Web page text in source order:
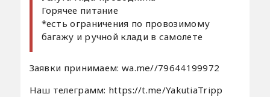
Горячее питание
*есть ограничения по провозимому
багажу и ручной клади в самолете
Заявки принимаем: wa.me//79644199972
Наш телеграмм: https://t.me/YakutiaTripp